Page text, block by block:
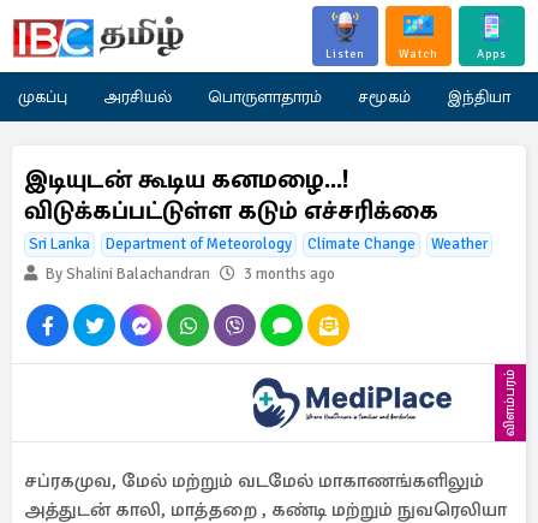
Listen Watch Apps
முகப்பு அரசியல் பொருளாதாரம் சமூகம் இந்தியா
இடியுடன் கூடிய கனமழை...!
விடுக்கப்பட்டுள்ள கடும் எச்சரிக்கை
Sri Lanka Department of Meteorology Climate Change
Weather
By Shalini Balachandran
3 months ago
விளம்பரம்
சப்ரகமுவ, மேல் மற்றும் வடமேல் மாகாணங்களிலும்
அத்துடன் காலி, மாத்தறை , கண்டி மற்றும் நுவரெலியா